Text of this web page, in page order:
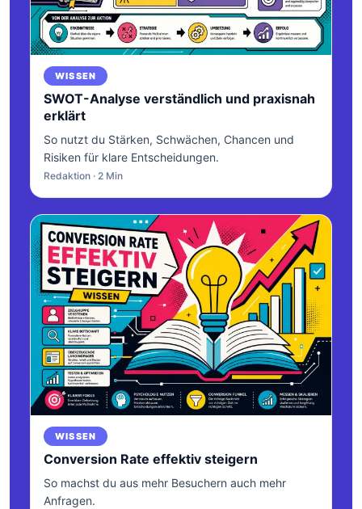
WISSEN
SWOT-Analyse verständlich und praxisnah
erklärt
So nutzt du Stärken, Schwächen, Chancen und
Risiken für klare Entscheidungen.
Redaktion · 2 Min
WISSEN
Conversion Rate effektiv steigern
So machst du aus mehr Besuchern auch mehr
Anfragen.